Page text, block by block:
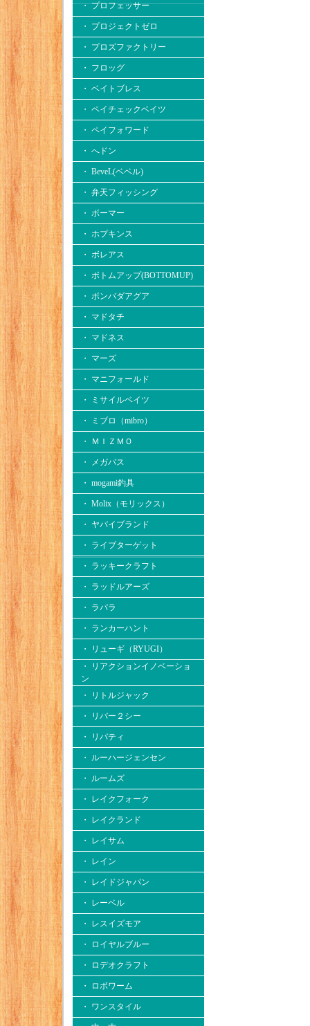
・ プロフェッサー
・ プロジェクトゼロ
・ プロズファクトリー
・ フロッグ
・ ベイトブレス
・ ペイチェックベイツ
・ ペイフォワード
・ へドン
・ BeveL(ベベル)
・ 弁天フィッシング
・ ボーマー
・ ホプキンス
・ ボレアス
・ ボトムアップ(BOTTOMUP)
・ ボンバダアグア
・ マドタチ
・ マドネス
・ マーズ
・ マニフォールド
・ ミサイルベイツ
・ ミブロ（mibro）
・ ＭＩＺＭＯ
・ メガバス
・ mogami釣具
・ Molix（モリックス）
・ ヤバイブランド
・ ライブターゲット
・ ラッキークラフト
・ ラッドルアーズ
・ ラパラ
・ ランカーハント
・ リューギ（RYUGI）
・ リアクションイノベーショ
ン
・ リトルジャック
・ リバー２シー
・ リバティ
・ ルーハージェンセン
・ ルームズ
・ レイクフォーク
・ レイクランド
・ レイサム
・ レイン
・ レイドジャパン
・ レーベル
・ レスイズモア
・ ロイヤルブルー
・ ロデオクラフト
・ ロボワーム
・ ワンスタイル